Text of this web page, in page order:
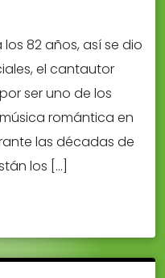
82 años, así se dio
el cantautor
ser uno de los
romántica en
las décadas de
los […]